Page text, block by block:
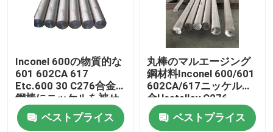
トラックのトレーラーの開戸錠
Inconel 600の物質的な
601 602CA 617
Etc.600 30 C276合金
鋼棒にニッケルを被せ
なさい
ベストプライス
丸棒のマルエージング
鋼材料Inconel 600/601
602CA/617ニッケル合
金Hastelloy C276
ベストプライス